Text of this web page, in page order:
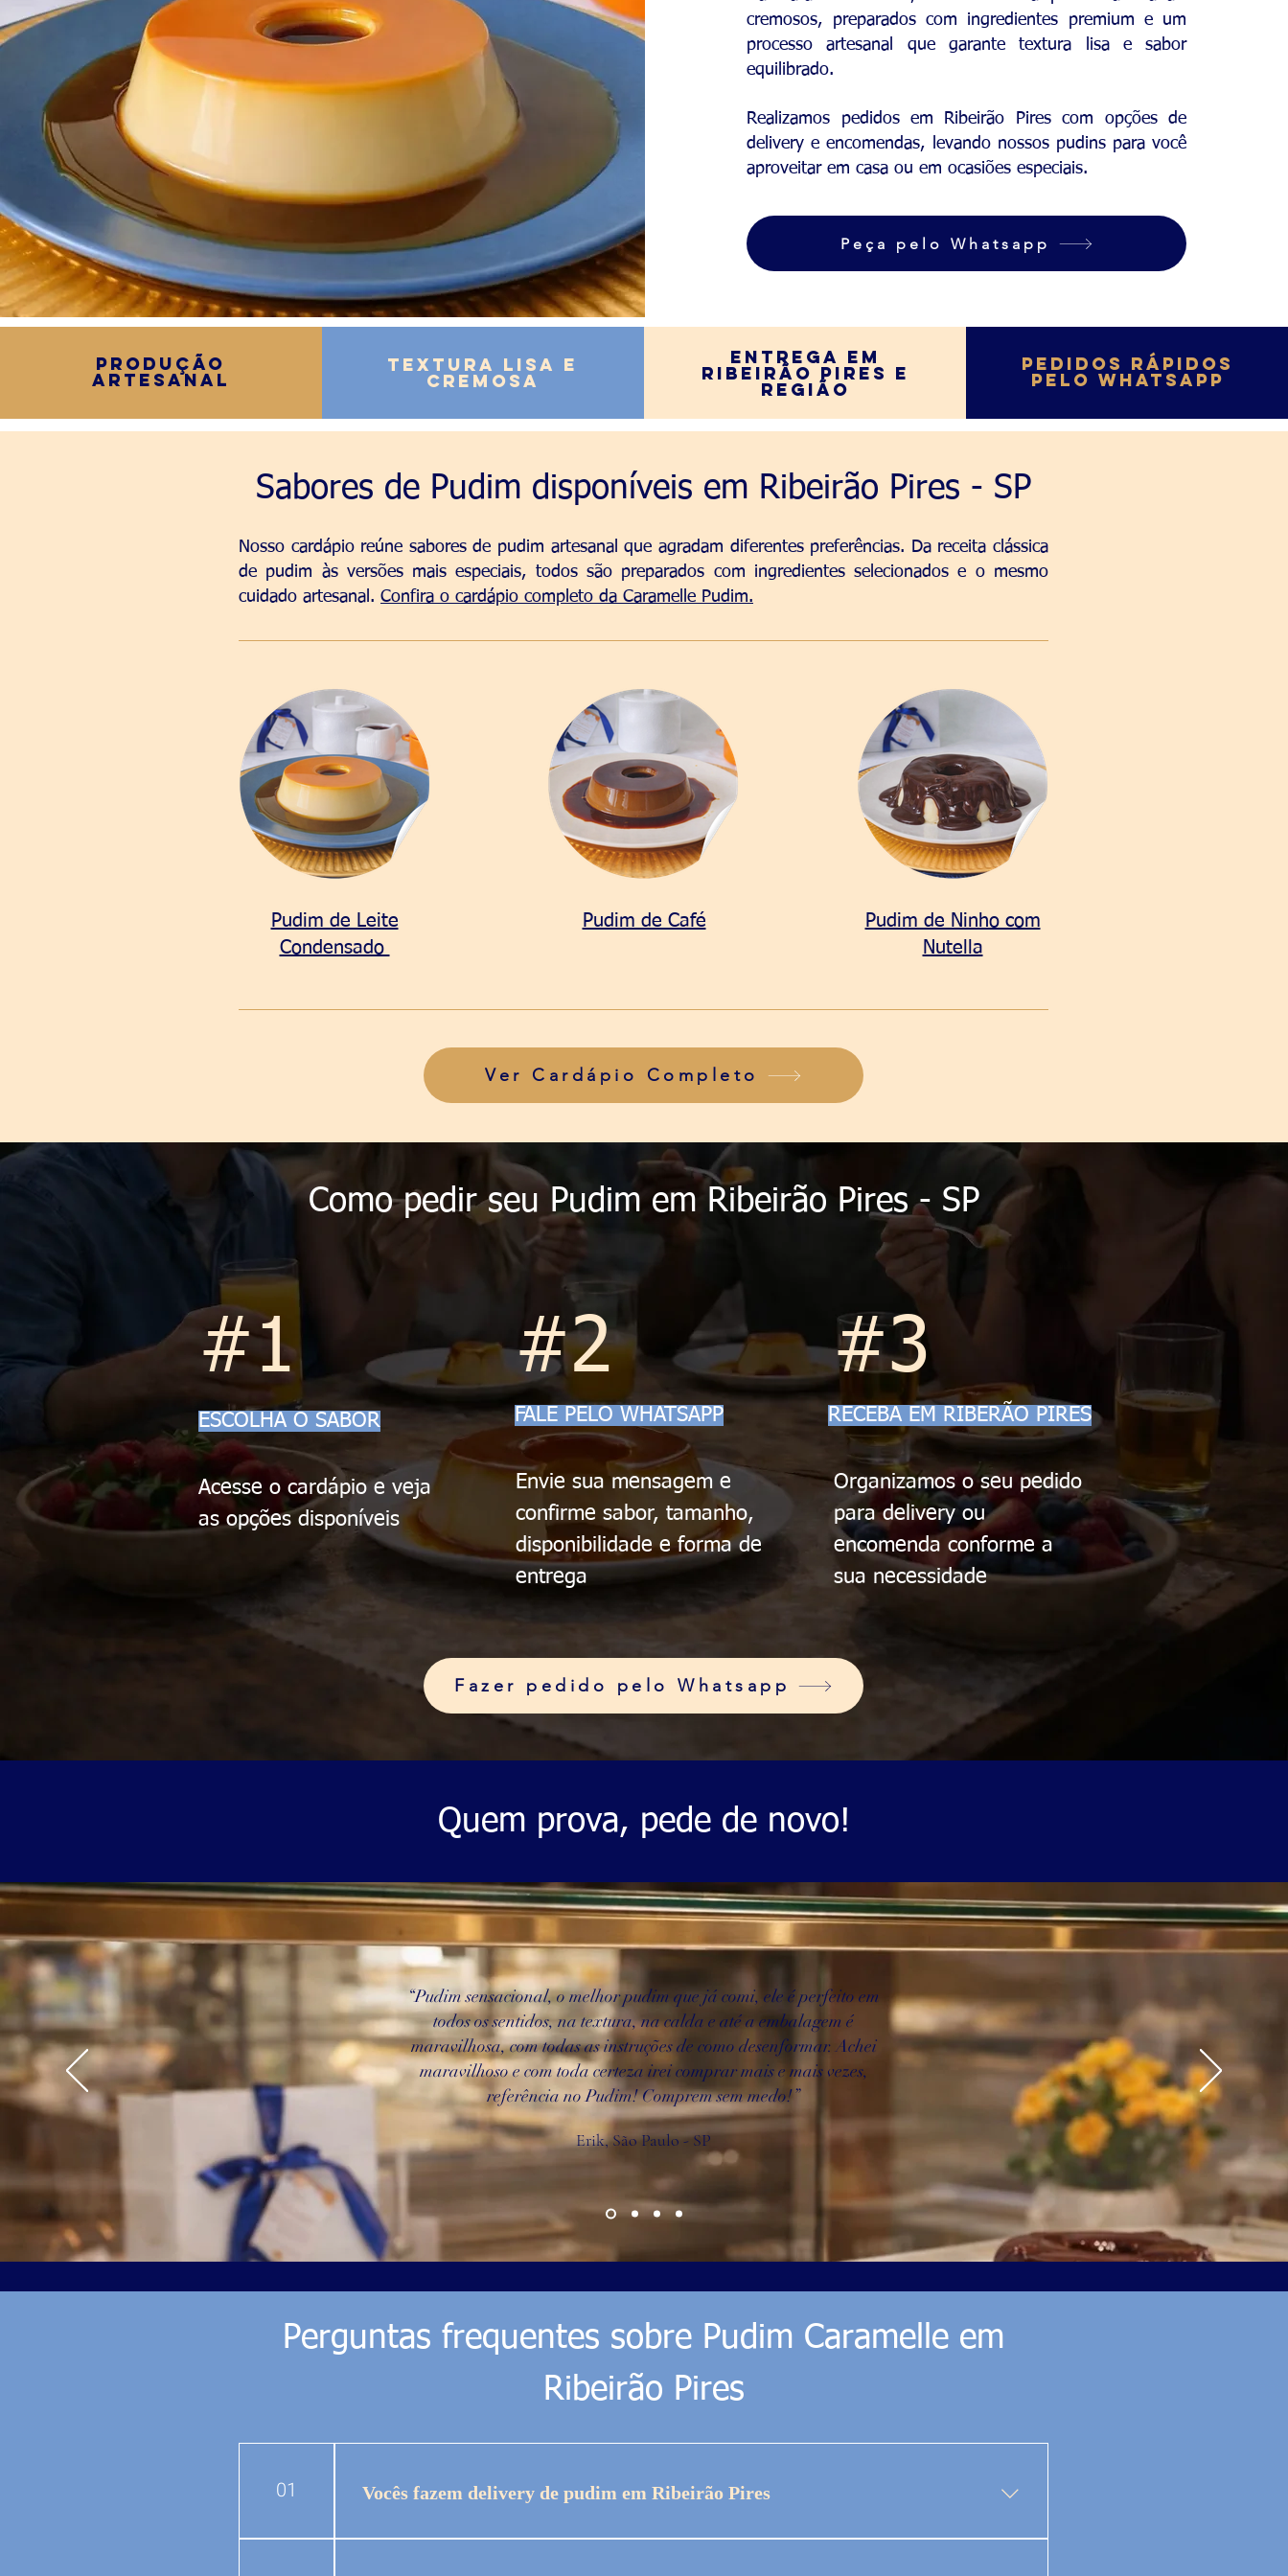
cremosos, preparados com ingredientes premium e um
processo artesanal que garante textura lisa e sabor
equilibrado.
Realizamos pedidos em Ribeirão Pires com opções de
delivery e encomendas, levando nossos pudins para você
aproveitar em casa ou em ocasiões especiais.
Peça pelo Whatsapp
Produção
Artesanal
Textura Lisa e
Cremosa
Entrega em
RIBEIRÃO PIRES e
Região
Pedidos Rápidos
pelo Whatsapp
Sabores de Pudim disponíveis em Ribeirão Pires - SP
Nosso cardápio reúne sabores de pudim artesanal que agradam diferentes preferências. Da receita clássica
de pudim às versões mais especiais, todos são preparados com ingredientes selecionados e o mesmo
cuidado artesanal. Confira o cardápio completo da Caramelle Pudim.
Pudim de Leite
Condensado
Pudim de Café
Pudim de Ninho com
Nutella
Ver Cardápio Completo
Como pedir seu Pudim em Ribeirão Pires - SP
#1
ESCOLHA O SABOR
Acesse o cardápio e veja
as opções disponíveis
#2
FALE PELO WHATSAPP
Envie sua mensagem e
confirme sabor, tamanho,
disponibilidade e forma de
entrega
RECEBA EM RIBERÃO PIRES
#3
Organizamos o seu pedido
para delivery ou
encomenda conforme a
sua necessidade
Fazer pedido pelo Whatsapp
Quem prova, pede de novo!
“Pudim sensacional, o melhor pudim que já comi, ele é perfeito em
todos os sentidos, na textura, na calda e até a embalagem é
maravilhosa, com todas as instruções de como desenformar. Achei
maravilhoso e com toda certeza irei comprar mais e mais vezes,
referência no Pudim! Comprem sem medo!”
Erik, São Paulo - SP
Perguntas frequentes sobre Pudim Caramelle em
Ribeirão Pires
01 Vocês fazem delivery de pudim em Ribeirão Pires
Sim. Atendemos pedidos em Ribeirão Pires conforme disponibilidade da rota e